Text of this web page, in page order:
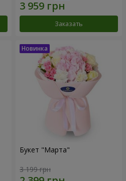
Заказать
Букет "Марта"
3 199 грн